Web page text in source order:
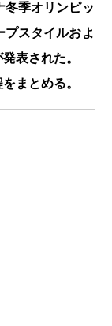
冬季オリンピッ
スタイルおよ
表された。
まとめる。